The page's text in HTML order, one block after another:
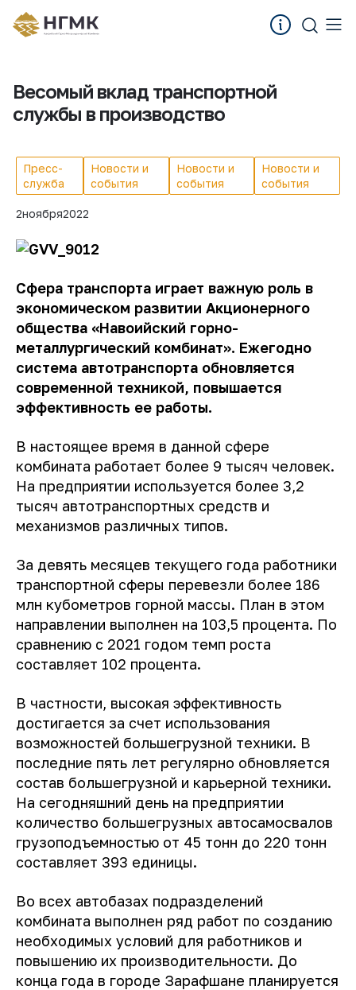
Весомый вклад транспортной
службы в производство
Пресс-
служба
Новости и
события
Новости и
события
Новости и
события
2ноября2022
Сфера транспорта играет важную роль в
экономическом развитии Акционерного
общества «Навоийский горно-
металлургический комбинат». Ежегодно
система автотранспорта обновляется
современной техникой, повышается
эффективность ее работы.
В настоящее время в данной сфере
комбината работает более 9 тысяч человек.
На предприятии используется более 3,2
тысяч автотранспортных средств и
механизмов различных типов.
За девять месяцев текущего года работники
транспортной сферы перевезли более 186
млн кубометров горной массы. План в этом
направлении выполнен на 103,5 процента. По
сравнению с 2021 годом темп роста
составляет 102 процента.
В частности, высокая эффективность
достигается за счет использования
возможностей большегрузной техники. В
последние пять лет регулярно обновляется
состав большегрузной и карьерной техники.
На сегодняшний день на предприятии
количество большегрузных автосамосвалов
грузоподъемностью от 45 тонн до 220 тонн
составляет 393 единицы.
Во всех автобазах подразделений
комбината выполнен ряд работ по созданию
необходимых условий для работников и
повышению их производительности. До
конца года в городе Зарафшане планируется